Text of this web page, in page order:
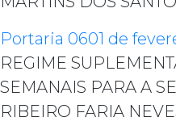
Portaria 0601 de
REGIME
SEMANAIS PARA A
RIBEIRO FARIA